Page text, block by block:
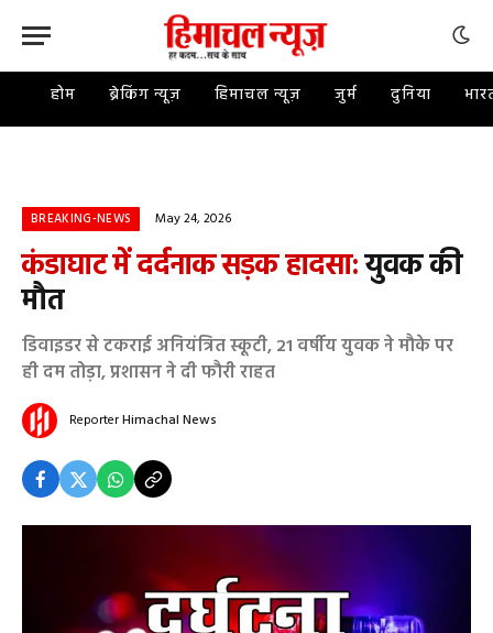
होम ब्रेकिंग न्यूज़ हिमाचल न्यूज़ जुर्म दुनिया
BREAKING-NEWS May 24, 2026
कंडाघाट में दर्दनाक सड़क हादसा:युवक की
मौत
डिवाइडर से टकराई अनियंत्रित स्कूटी, 21 वर्षीय युवक ने मौके पर
ही दम तोड़ा, प्रशासन ने दी फौरी राहत
ReporterHimachal News